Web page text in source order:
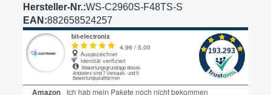
Hersteller-Nr.:WS-C2960S-F48TS-S
EAN:882658524257